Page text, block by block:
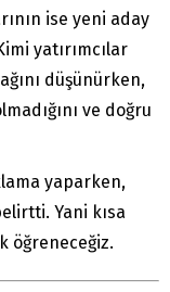
ise yeni aday
yatırımcılar
düşünürken,
ve doğru
yaparken,
Yani kısa
öğreneceğiz.